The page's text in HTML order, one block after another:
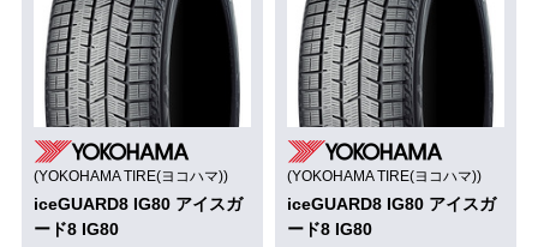
(YOKOHAMA TIRE(ヨコハマ))
iceGUARD8 IG80 アイスガ
ード8 IG80
(YOKOHAMA TIRE(ヨコハマ))
iceGUARD8 IG80 アイスガ
ード8 IG80